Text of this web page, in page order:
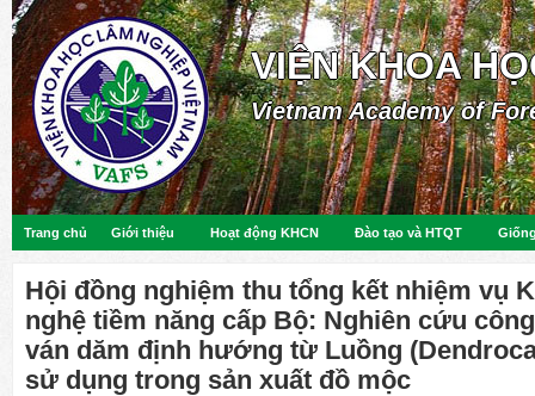
VIỆN KHOA
Vietnam Academy of
Trang chủ Giới thiệu Hoạt động KHCN Đào tạo và HTQT
Hội đồng nghiệm thu tổng kết nhiệm vụ
nghệ tiềm năng cấp Bộ: Nghiên cứu
ván dăm định hướng từ Luồng
sử dụng trong sản xuất đồ mộc